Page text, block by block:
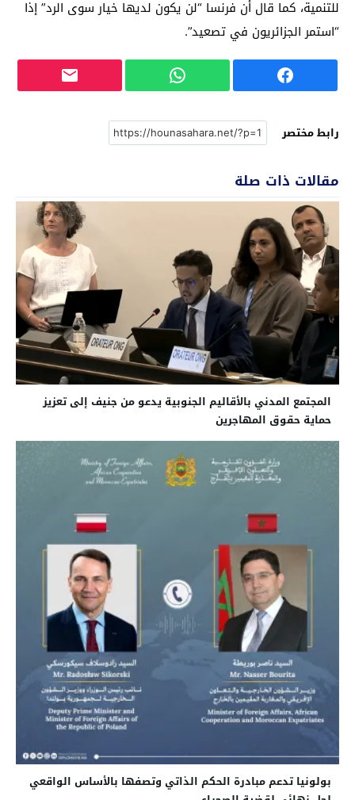
للتنمية، كما قال أن فرنسا “لن يكون لديها خيار سوى الرد” إذا
“استمر الجزائريون في تصعيد”.
رابط مختصر
مقالات ذات صلة
المجتمع المدني بالأقاليم الجنوبية يدعو من جنيف إلى تعزيز
حماية حقوق المهاجرين
بولونيا تدعم مبادرة الحكم الذاتي وتصفها بالأساس الواقعي